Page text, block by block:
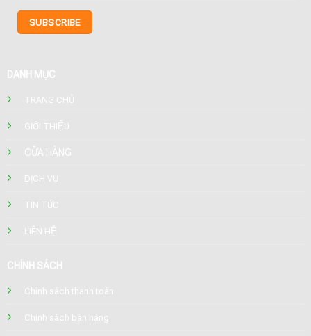
DANH MỤC
TRANG CHỦ
GIỚI THIỆU
CỬA HÀNG
DỊCH VỤ
TIN TỨC
LIÊN HỆ
CHÍNH SÁCH
Chính sách thanh toán
Chính sách bán hàng